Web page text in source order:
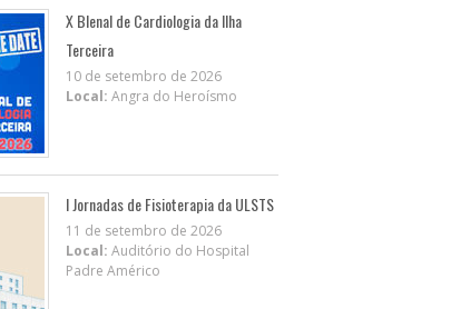
X BIenal de Cardiologia da Ilha
Terceira
10 de setembro de 2026
Local: Angra do Heroísmo
I Jornadas de Fisioterapia da ULSTS
11 de setembro de 2026
Local: Auditório do Hospital
Padre Américo